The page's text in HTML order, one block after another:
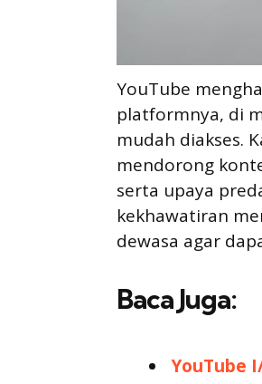
YouTube
platformnya, di
mudah diakses.
mendorong
serta upaya
kekhawatiran
dewasa agar
Baca Juga:
YouTube